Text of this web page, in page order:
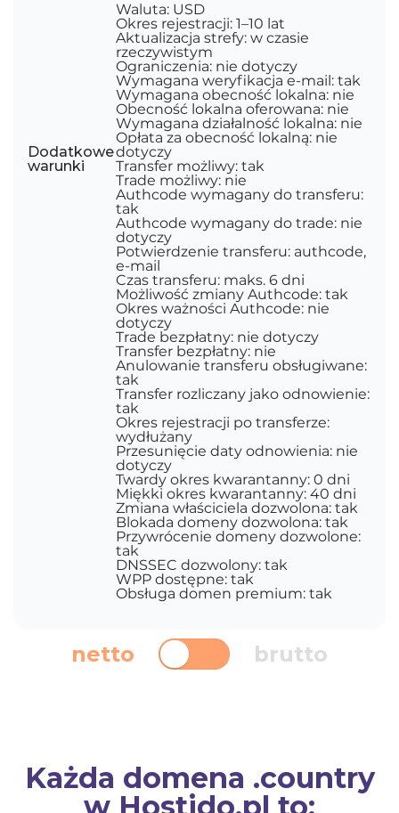
Dodatkowe
warunki
Waluta: USD
Okres rejestracji: 1–10 lat
Aktualizacja strefy: w czasie
rzeczywistym
Ograniczenia: nie dotyczy
Wymagana weryfikacja e-mail: tak
Wymagana obecność lokalna: nie
Obecność lokalna oferowana: nie
Wymagana działalność lokalna: nie
Opłata za obecność lokalną: nie
dotyczy
Transfer możliwy: tak
Trade możliwy: nie
Authcode wymagany do transferu:
tak
Authcode wymagany do trade: nie
dotyczy
Potwierdzenie transferu: authcode,
e-mail
Czas transferu: maks. 6 dni
Możliwość zmiany Authcode: tak
Okres ważności Authcode: nie
dotyczy
Trade bezpłatny: nie dotyczy
Transfer bezpłatny: nie
Anulowanie transferu obsługiwane:
tak
Transfer rozliczany jako odnowienie:
tak
Okres rejestracji po transferze:
wydłużany
Przesunięcie daty odnowienia: nie
dotyczy
Twardy okres kwarantanny: 0 dni
Miękki okres kwarantanny: 40 dni
Zmiana właściciela dozwolona: tak
Blokada domeny dozwolona: tak
Przywrócenie domeny dozwolone:
tak
DNSSEC dozwolony: tak
WPP dostępne: tak
Obsługa domen premium: tak
netto brutto
Każda domena .country